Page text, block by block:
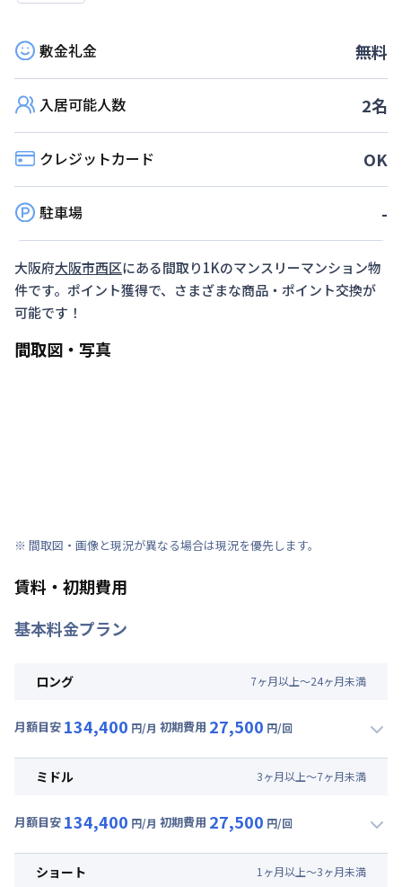
敷金礼金 無料
入居可能人数 2名
クレジットカード OK
駐車場 -
大阪府大阪市西区にある間取り1Kのマンスリーマンション物
件です。ポイント獲得で、さまざまな商品・ポイント交換が
可能です！
間取図・写真
※ 間取図・画像と現況が異なる場合は現況を優先します。
賃料・初期費用
基本料金プラン
ロング 7ヶ月以上～24ヶ月未満
月額目安 134,400 円/月 初期費用 27,500 円/回
月額賃料目安(30日利用)
光熱費他 : 24,000円/月 (800円/日) (税抜)
その他費用 :
ミドル 3ヶ月以上～7ヶ月未満
月額目安 134,400 円/月 初期費用 27,500 円/回
月額賃料目安(30日利用)
ショート 1 ヶ月以上～3ヶ月未満